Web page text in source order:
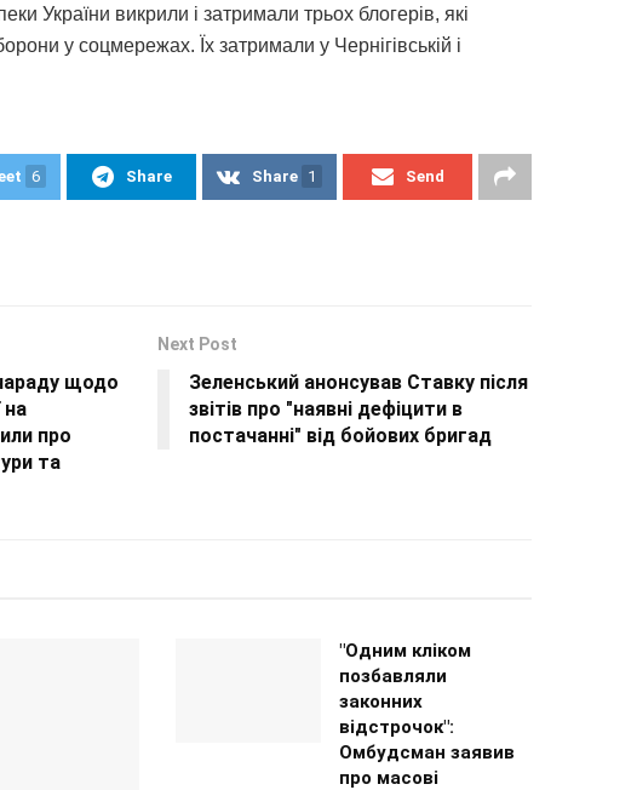
України викрили і затримали трьох блогерів, які
у соцмережах. Їх затримали у Чернігівській і
6 Share Share 1 Send
щодо
на
про
та
Next Post
Зеленський анонсував Ставку після
звітів про "наявні дефіцити в
постачанні" від бойових бригад
"Одним кліком
позбавляли
законних
відстрочок":
Омбудсман заявив
про масові